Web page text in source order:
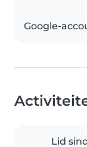
Google-
Lid